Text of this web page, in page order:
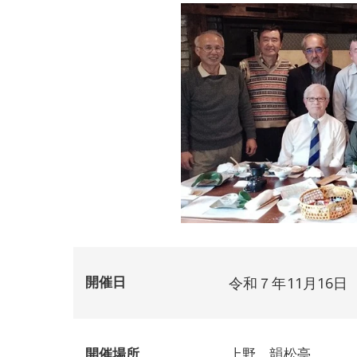
開催日 令和７年11月16日